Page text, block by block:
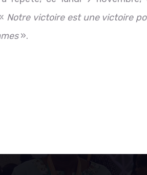
Notre victoire est une victoire
».